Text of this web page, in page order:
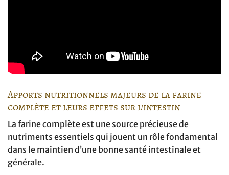
Apports nutritionnels majeurs de la farine
complète et leurs effets sur l’intestin
La farine complète est une source précieuse de
nutriments essentiels qui jouent un rôle fondamental
dans le maintien d’une bonne santé intestinale et
générale.